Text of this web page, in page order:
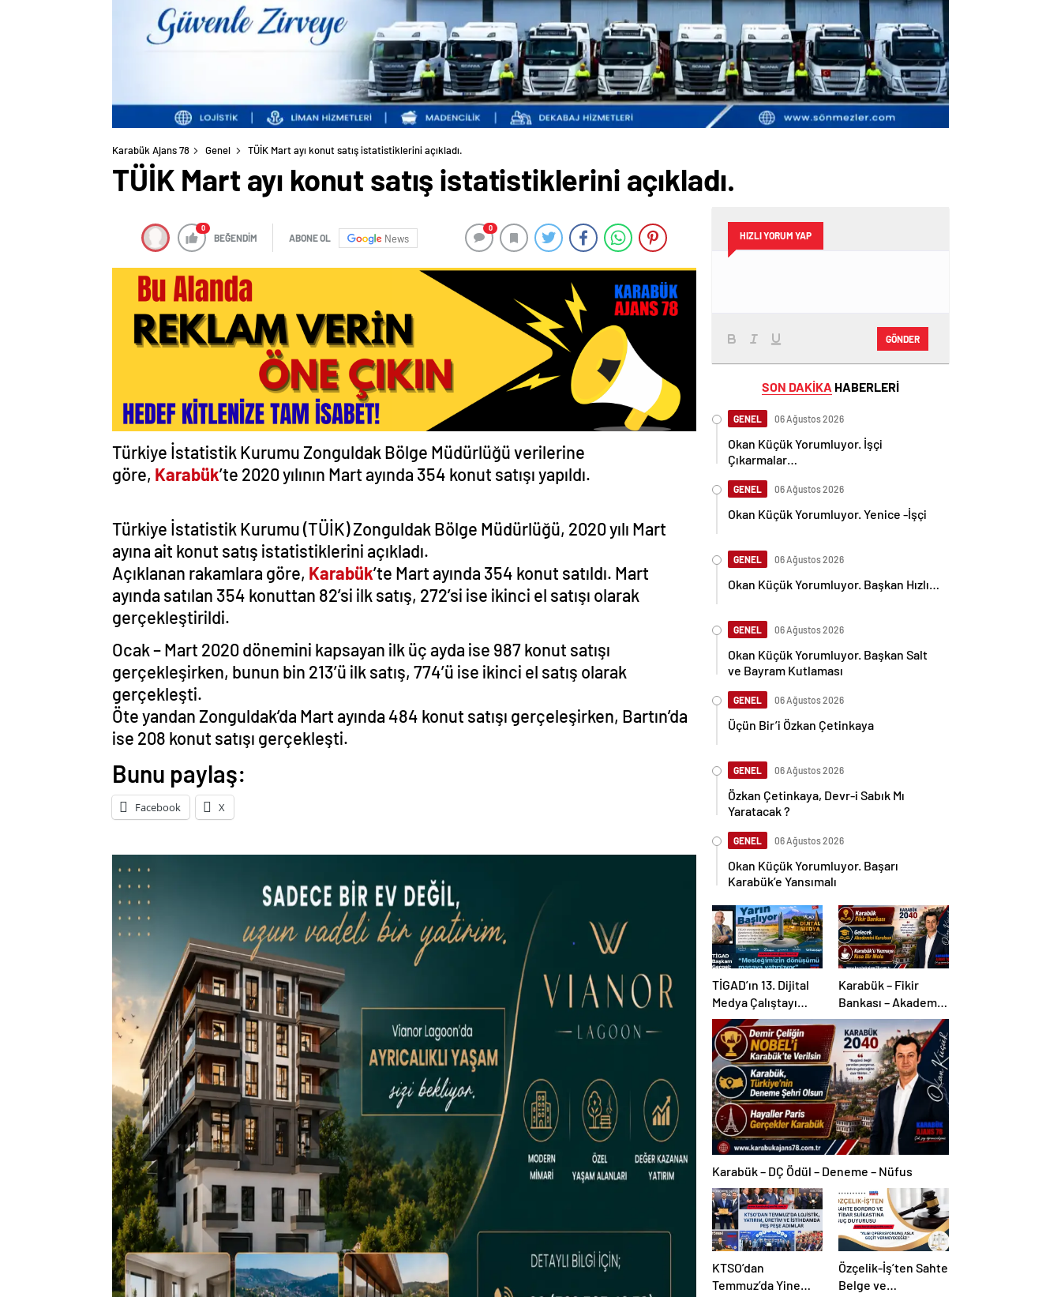
Karabük Ajans 78 Genel TÜİK Mart ayı konut satış istatistiklerini açıkladı.
TÜİK Mart ayı konut satış istatistiklerini açıkladı.
0
BEĞENDİM ABONE OL News
0
Türkiye İstatistik Kurumu Zonguldak Bölge Müdürlüğü verilerine
göre, Karabük’te 2020 yılının Mart ayında 354 konut satışı yapıldı.
Türkiye İstatistik Kurumu (TÜİK) Zonguldak Bölge Müdürlüğü, 2020 yılı Mart
ayına ait konut satış istatistiklerini açıkladı.
Açıklanan rakamlara göre, Karabük’te Mart ayında 354 konut satıldı. Mart
ayında satılan 354 konuttan 82’si ilk satış, 272’si ise ikinci el satışı olarak
gerçekleştirildi.
Ocak – Mart 2020 dönemini kapsayan ilk üç ayda ise 987 konut satışı
gerçekleşirken, bunun bin 213’ü ilk satış, 774’ü ise ikinci el satış olarak
gerçekleşti.
Öte yandan Zonguldak’da Mart ayında 484 konut satışı gerçeleşirken, Bartın’da
ise 208 konut satışı gerçekleşti.
Bunu paylaş:
Facebook X
HIZLI YORUM YAP
GÖNDER
SON DAKİKA HABERLERİ
GENEL 06 Ağustos 2026
Okan Küçük Yorumluyor. İşçi
Çıkarmalar…
GENEL 06 Ağustos 2026
Okan Küçük Yorumluyor. Yenice -İşçi
GENEL 06 Ağustos 2026
Okan Küçük Yorumluyor. Başkan Hızlı…
GENEL 06 Ağustos 2026
Okan Küçük Yorumluyor. Başkan Salt
ve Bayram Kutlaması
GENEL 06 Ağustos 2026
Üçün Bir’i Özkan Çetinkaya
GENEL 06 Ağustos 2026
Özkan Çetinkaya, Devr-i Sabık Mı
Yaratacak ?
GENEL 06 Ağustos 2026
Okan Küçük Yorumluyor. Başarı
Karabük’e Yansımalı
TİGAD’ın 13. Dijital
Medya Çalıştayı
Iğdır’da…
Karabük – Fikir
Bankası – Akademi –
Mola
Karabük – DÇ Ödül – Deneme – Nüfus
KTSO’dan
Temmuz’da Yine
Özçelik-İş’ten Sahte
Belge ve